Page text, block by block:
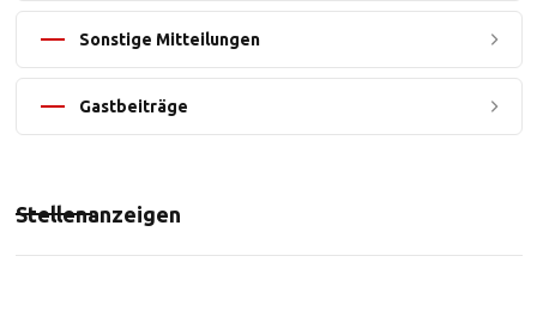
Sonstige Mitteilungen
Gastbeiträge
Stellenanzeigen